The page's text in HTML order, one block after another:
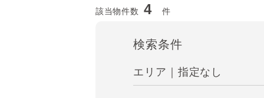
該当物件数 4 件
検索条件
エリア｜指定なし